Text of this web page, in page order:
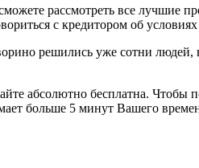
рассмотреть все лучшие
с кредитором об
решились уже сотни
абсолютно бесплатна.
больше 5 минут Вашего